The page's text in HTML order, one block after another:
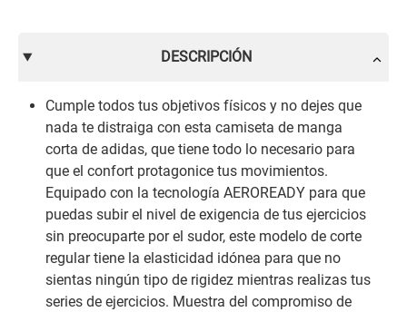
DESCRIPCIÓN
Cumple todos tus objetivos físicos y no dejes que
nada te distraiga con esta camiseta de manga
corta de adidas, que tiene todo lo necesario para
que el confort protagonice tus movimientos.
Equipado con la tecnología AEROREADY para que
puedas subir el nivel de exigencia de tus ejercicios
sin preocuparte por el sudor, este modelo de corte
regular tiene la elasticidad idónea para que no
sientas ningún tipo de rigidez mientras realizas tus
series de ejercicios. Muestra del compromiso de